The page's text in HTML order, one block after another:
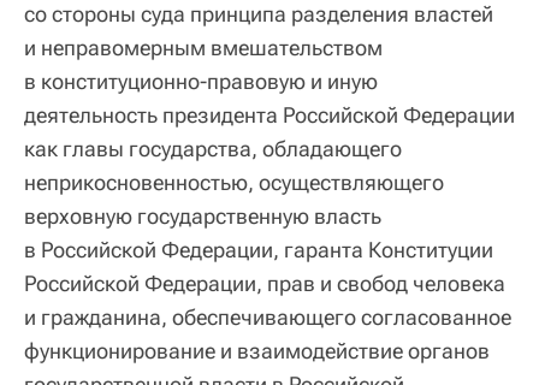
со стороны суда принципа разделения властей
и неправомерным вмешательством
в конституционно-правовую и иную
деятельность президента Российской Федерации
как главы государства, обладающего
неприкосновенностью, осуществляющего
верховную государственную власть
в Российской Федерации, гаранта Конституции
Российской Федерации, прав и свобод человека
и гражданина, обеспечивающего согласованное
функционирование и взаимодействие органов